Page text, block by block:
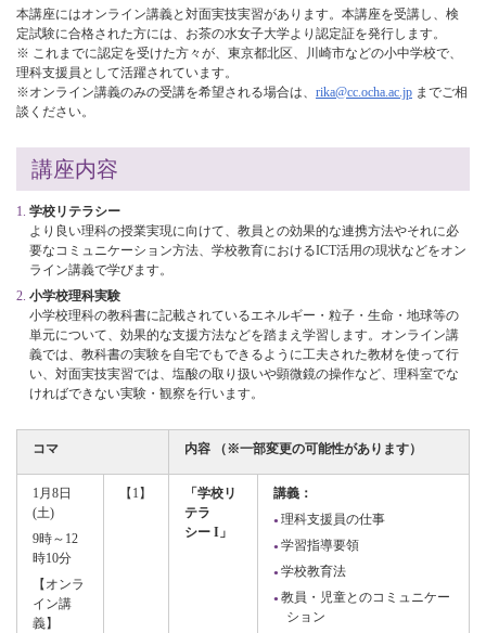
本講座にはオンライン講義と対面実技実習があります。本講座を受講し、検
定試験に合格された方には、お茶の水女子大学より認定証を発行します。
※ これまでに認定を受けた方々が、東京都北区、川崎市などの小中学校で、
理科支援員として活躍されています。
※オンライン講義のみの受講を希望される場合は、 rika@cc.ocha.ac.jp までご相
談ください。
講座内容
学校リテラシー
より良い理科の授業実現に向けて、教員との効果的な連携方法やそれに必
要なコミュニケーション方法、学校教育におけるICT活用の現状などをオン
ライン講義で学びます。
小学校理科実験
小学校理科の教科書に記載されているエネルギー・粒子・生命・地球等の
単元について、効果的な支援方法などを踏まえ学習します。オンライン講
義では、教科書の実験を自宅でもできるように工夫された教材を使って行
い、対面実技実習では、塩酸の取り扱いや顕微鏡の操作など、理科室でな
ければできない実験・観察を行います。
コマ 内容 （※一部変更の可能性があります）
1月8日
(土)
9時～12
時10分
【オンラ
イン講
義】
【1】
「学校リ
テラ
シー I」
講義：
理科支援員の仕事
学習指導要領
学校教育法
教員・児童とのコミュニケー
ション